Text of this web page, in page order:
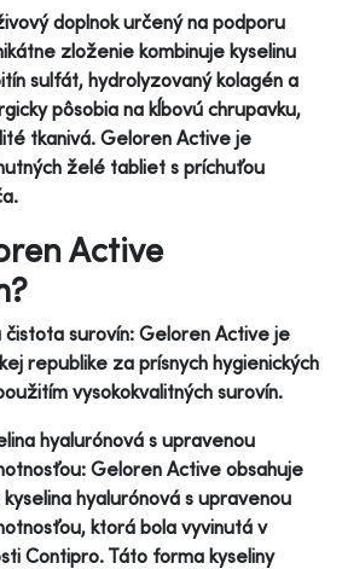
doplnok určený na podporu
zloženie kombinuje kyselinu
sulfát, hydrolyzovaný kolagén a
pôsobia na kĺbovú chrupavku,
tkanivá. Geloren Active je
želé tabliet s príchuťou
Active
čistota surovín: Geloren Active je
republike za prísnych hygienických
vysokokvalitných surovín.
hyalurónová s upravenou
Geloren Active obsahuje
hyalurónová s upravenou
ktorá bola vyvinutá v
Contipro. Táto forma kyseliny